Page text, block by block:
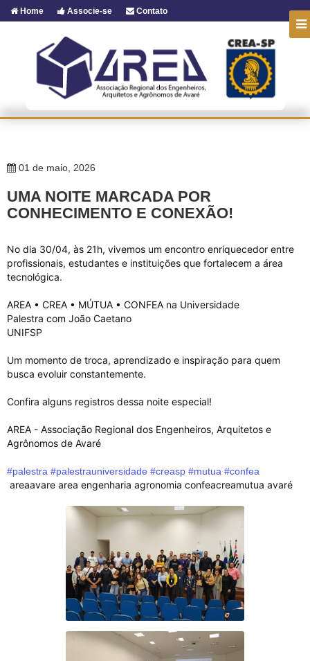
Home Associe-se Contato
01 de maio, 2026
UMA NOITE MARCADA POR
CONHECIMENTO E CONEXÃO!
No dia 30/04, às 21h, vivemos um encontro enriquecedor entre
profissionais, estudantes e instituições que fortalecem a área
tecnológica.
AREA • CREA • MÚTUA • CONFEA na Universidade
Palestra com João Caetano
UNIFSP
Um momento de troca, aprendizado e inspiração para quem
busca evoluir constantemente.
Confira alguns registros dessa noite especial!
AREA - Associação Regional dos Engenheiros, Arquitetos e
Agrônomos de Avaré
#palestra #palestrauniversidade #creasp #mutua #confea
areaavare area engenharia agronomia confeacreamutua avaré